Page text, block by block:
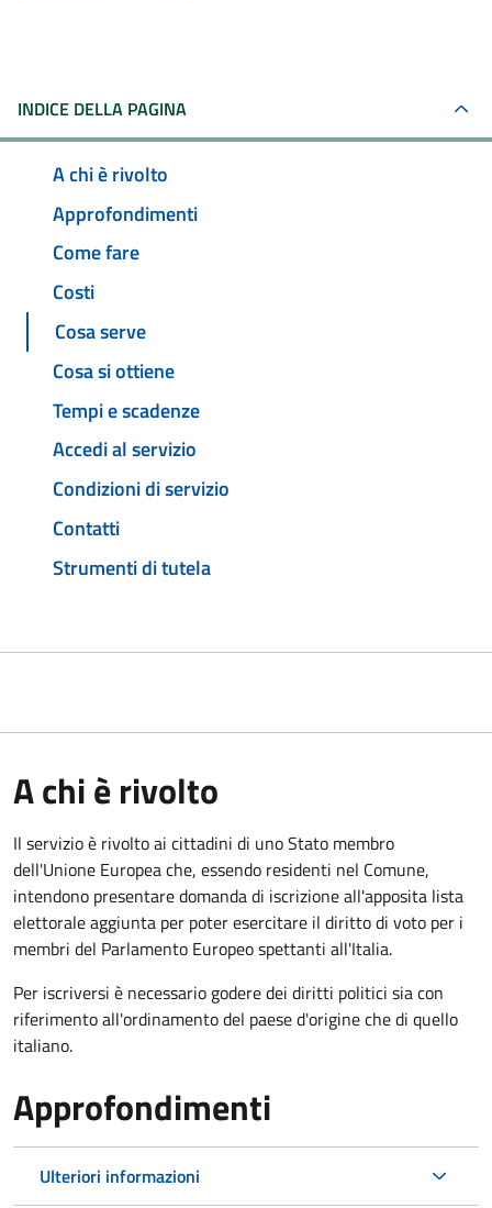
INDICE DELLA PAGINA
A chi è rivolto
Approfondimenti
Come fare
Costi
Cosa serve
Cosa si ottiene
Tempi e scadenze
Accedi al servizio
Condizioni di servizio
Contatti
Strumenti di tutela
A chi è rivolto
Il servizio è rivolto ai cittadini di uno Stato membro
dell'Unione Europea che, essendo residenti nel Comune,
intendono presentare domanda di iscrizione all'apposita lista
elettorale aggiunta per poter esercitare il diritto di voto per i
membri del Parlamento Europeo spettanti all'Italia.
Per iscriversi è necessario godere dei diritti politici sia con
riferimento all'ordinamento del paese d'origine che di quello
italiano.
Approfondimenti
Ulteriori informazioni